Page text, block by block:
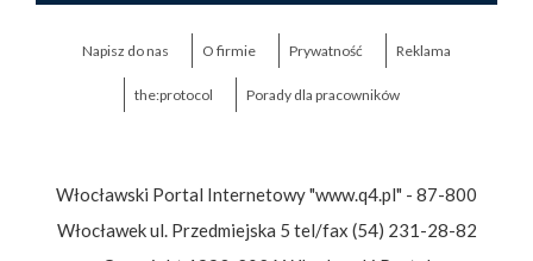
Napisz do nas O firmie Prywatność Reklama
the:protocol Porady dla pracowników
Włocławski Portal Internetowy "www.q4.pl" - 87-800
Włocławek ul. Przedmiejska 5 tel/fax (54) 231-28-82